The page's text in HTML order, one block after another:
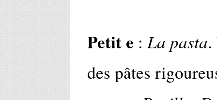
Petit e :La pasta.
des pâtes